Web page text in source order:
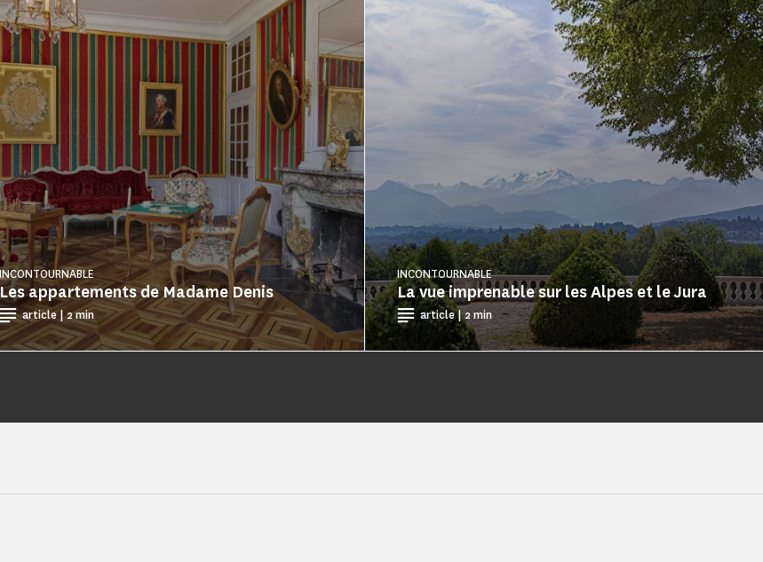
Les appartements de Madame Denis
INCONTOURNABLE
article | 2 min
La vue imprenable sur les Alpes et le Jura
INCONTOURNABLE
article | 2 min